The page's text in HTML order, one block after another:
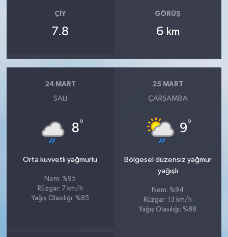
ÇIY
7.8
GÖRÜŞ
6 km
24 MART
SALI
8°
Orta kuvvetli yağmurlu
Nem: %95
Rüzgar: 7 km/h
Yağış Olasılığı: %85
25 MART
ÇARŞAMBA
9°
Bölgesel düzensiz yağmur
yağışlı
Nem: %94
Rüzgar: 13 km/h
Yağış Olasılığı: %88